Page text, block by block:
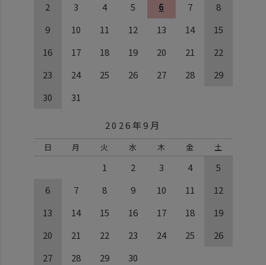
2
3 4 5 6 7
8
9
10 11 12 13 14
15
16
17 18 19 20 21
22
23
24 25 26 27 28
29
30
31
2026年9月
日 月 火 水 木 金 土
1 2 3 4
5
6
7 8 9 10 11
12
13
14 15 16 17 18
19
20
21 22 23 24 25
26
27
28 29 30